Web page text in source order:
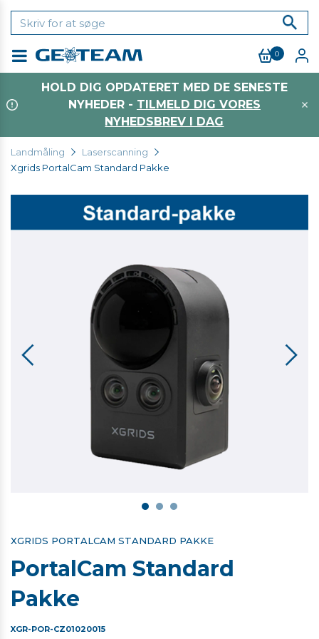
0
HOLD DIG OPDATERET MED DE SENESTE
NYHEDER - TILMELD DIG VORES
NYHEDSBREV I DAG
Landmåling
Laserscanning
Xgrids PortalCam Standard Pakke
XGRIDS PORTALCAM STANDARD PAKKE
PortalCam Standard
Pakke
XGR-POR-CZ01020015